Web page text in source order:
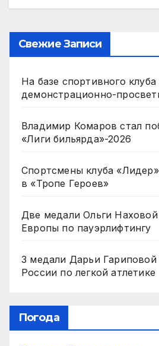
Свежие Записи
На базе спортивного
демонстрационно-
Владимир Комаров стал
«Лиги бильярда»-2026
Спортсмены клуба
в «Тропе Героев»
Две медали Ольги
Европы по пауэрлифтингу
3 медали Дарьи Гариповой
России по легкой атлетике
Погода